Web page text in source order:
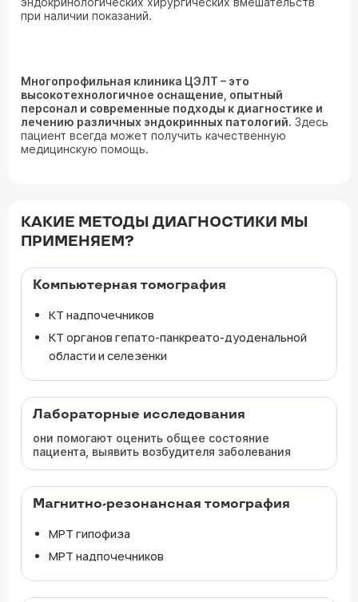
при наличии показаний.
Многопрофильная клиника ЦЭЛТ – это
высокотехнологичное оснащение, опытный
персонал и современные подходы к диагностике и
лечению различных эндокринных патологий. Здесь
пациент всегда может получить качественную
медицинскую помощь.
КАКИЕ МЕТОДЫ ДИАГНОСТИКИ МЫ
ПРИМЕНЯЕМ?
Компьютерная томография
КТ надпочечников
КТ органов гепато-панкреато-дуоденальной
области и селезенки
Лабораторные исследования
они помогают оценить общее состояние
пациента, выявить возбудителя заболевания
Магнитно-резонансная томография
МРТ гипофиза
МРТ надпочечников